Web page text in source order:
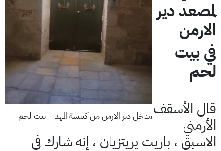
مدخل دير الارمن من كنيسة المهد – بيت لحم
لمصعد دير
الارمن
في بيت
لحم
قال الأسقف
الأرمني
الاسبق ، باريت يريتزيان ، إنه شارك في